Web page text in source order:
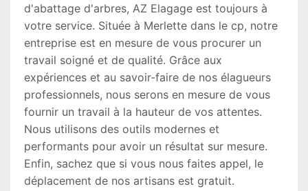
d'abattage d'arbres, AZ Elagage est toujours à
votre service. Située à Merlette dans le cp, notre
entreprise est en mesure de vous procurer un
travail soigné et de qualité. Grâce aux
expériences et au savoir-faire de nos élagueurs
professionnels, nous serons en mesure de vous
fournir un travail à la hauteur de vos attentes.
Nous utilisons des outils modernes et
performants pour avoir un résultat sur mesure.
Enfin, sachez que si vous nous faites appel, le
déplacement de nos artisans est gratuit.